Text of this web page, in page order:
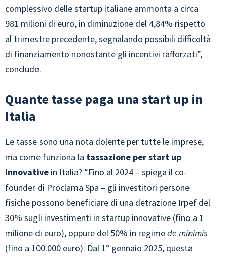
complessivo delle startup italiane ammonta a circa
981 milioni di euro, in diminuzione del 4,84% rispetto
al trimestre precedente, segnalando possibili difficoltà
di finanziamento nonostante gli incentivi rafforzati”,
conclude.
Quante tasse paga una start up in
Italia
Le tasse sono una nota dolente per tutte le imprese,
ma come funziona la tassazione per start up
innovative in Italia? “Fino al 2024 – spiega il co-
founder di Proclama Spa – gli investitori persone
fisiche possono beneficiare di una detrazione Irpef del
30% sugli investimenti in startup innovative (fino a 1
milione di euro), oppure del 50% in regimede minimis
(fino a 100.000 euro). Dal 1° gennaio 2025, questa